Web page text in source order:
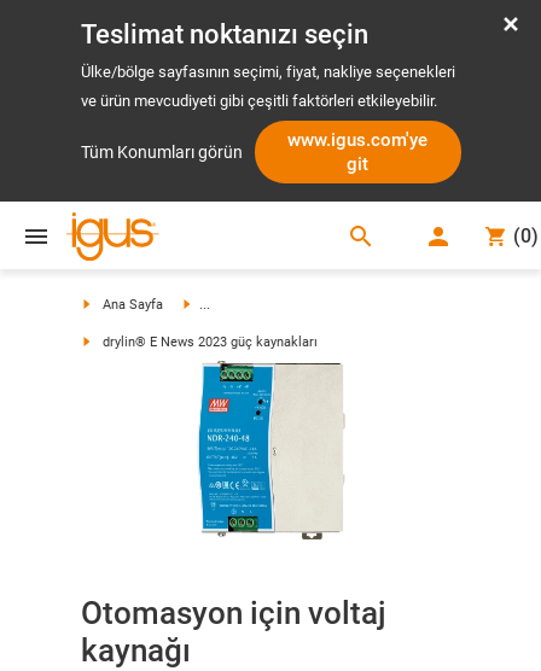
Teslimat noktanızı seçin
Ülke/bölge sayfasının seçimi, fiyat, nakliye seçenekleri
ve ürün mevcudiyeti gibi çeşitli faktörleri etkileyebilir.
Tüm Konumları görün
www.igus.com'ye
git
search (0)
Ana Sayfa ...
drylin® E News 2023 güç kaynakları
Otomasyon için voltaj
kaynağı